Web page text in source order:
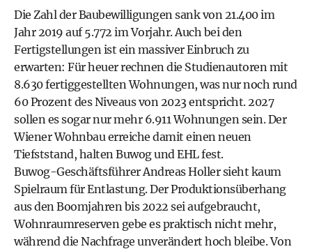
Die Zahl der Baubewilligungen sank von 21.400 im
Jahr 2019 auf 5.772 im Vorjahr. Auch bei den
Fertigstellungen ist ein massiver Einbruch zu
erwarten: Für heuer rechnen die Studienautoren mit
8.630 fertiggestellten Wohnungen, was nur noch rund
60 Prozent des Niveaus von 2023 entspricht. 2027
sollen es sogar nur mehr 6.911 Wohnungen sein. Der
Wiener Wohnbau erreiche damit einen neuen
Tiefststand, halten Buwog und EHL fest.
Buwog-Geschäftsführer Andreas Holler sieht kaum
Spielraum für Entlastung. Der Produktionsüberhang
aus den Boomjahren bis 2022 sei aufgebraucht,
Wohnraumreserven gebe es praktisch nicht mehr,
während die Nachfrage unverändert hoch bleibe. Von